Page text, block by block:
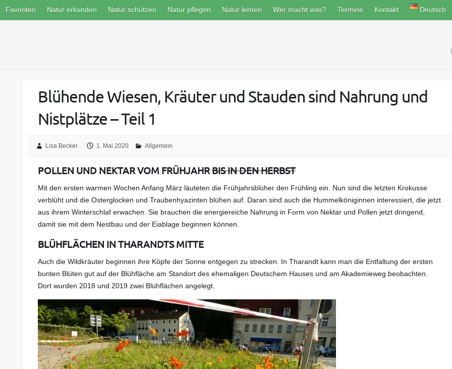
Favoriten Natur erkunden Natur schützen Natur pflegen Natur lernen Wer macht was? Termine Kontakt Deutsch
Blühende Wiesen, Kräuter und Stauden sind Nahrung und
Nistplätze – Teil 1
Lisa Becker 1. Mai 2020 Allgemein
POLLEN UND NEKTAR VOM FRÜHJAHRBIS IN DEN HERBST
Mit den ersten warmen Wochen Anfang März läuteten die Frühjahrsblüher den Frühling ein. Nun sind die letzten Krokusse
verblüht und die Osterglocken und Traubenhyazinten blühen auf. Daran sind auch die Hummelköniginnen interessiert, die jetzt
aus ihrem Winterschlaf erwachen. Sie brauchen die energiereiche Nahrung in Form von Nektar und Pollen jetzt dringend,
damit sie mit dem Nestbau und der Eiablage beginnen können.
BLÜHFLÄCHEN IN THARANDTS MITTE
Auch die Wildkräuter beginnen ihre Köpfe der Sonne entgegen zu strecken. In Tharandt kann man die Entfaltung der ersten
bunten Blüten gut auf der Blühfläche am Standort des ehemaligen Deutschem Hauses und am Akademieweg beobachten.
Dort wurden 2018 und 2019 zwei Blühflächen angelegt.